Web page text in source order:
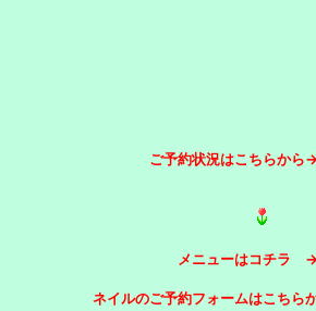
ご予約状況はこちらから→
メニューはコチラ
ネイルのご予約フォームはこちら